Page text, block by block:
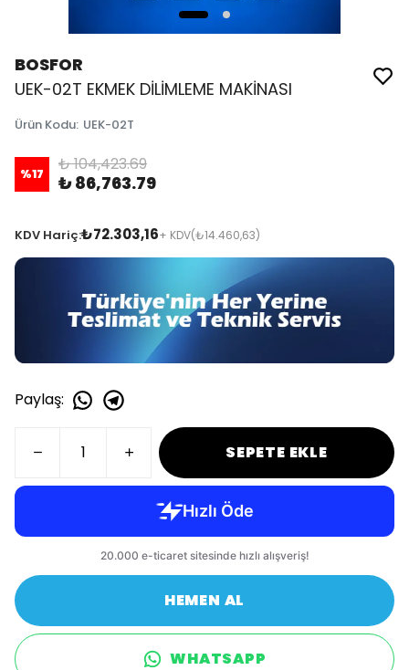
BOSFOR
UEK-02T EKMEK DİLİMLEME MAKİNASI
Ürün Kodu: UEK-02T
%17 ₺ 104,423.69
₺ 86,763.79
KDV Hariç:₺72.303,16+ KDV(₺14.460,63)
Paylaş:
SEPETE EKLE
HEMEN AL
WHATSAPP